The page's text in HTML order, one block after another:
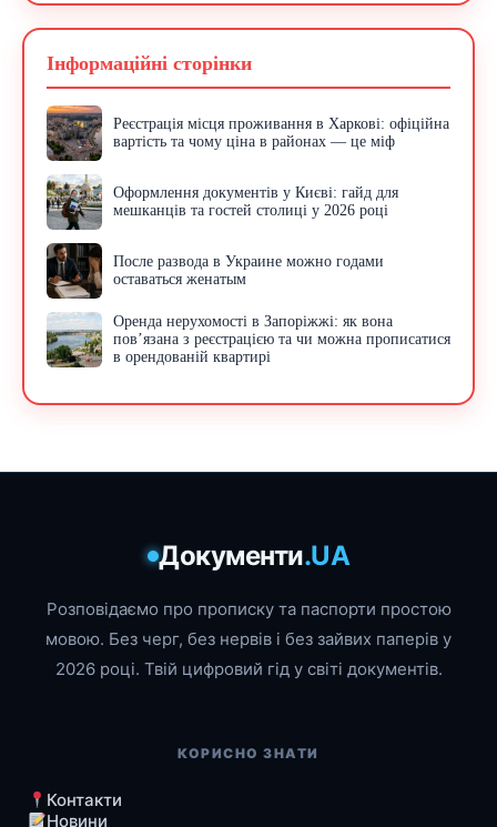
Інформаційні сторінки
Реєстрація місця проживання в Харкові: офіційна
вартість та чому ціна в районах — це міф
Оформлення документів у Києві: гайд для
мешканців та гостей столиці у 2026 році
После развода в Украине можно годами
оставаться женатым
Оренда нерухомості в Запоріжжі: як вона
пов’язана з реєстрацією та чи можна прописатися
в орендованій квартирі
Документи.UA
Розповідаємо про прописку та паспорти простою
мовою. Без черг, без нервів і без зайвих паперів у
2026 році. Твій цифровий гід у світі документів.
КОРИСНО ЗНАТИ
Контакти
Новини